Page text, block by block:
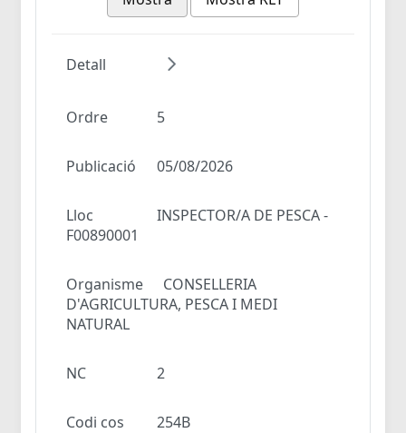
Detall
Ordre 5
Publicació 05/08/2026
Lloc
INSPECTOR/A DE PESCA -
F00890001
Organisme
CONSELLERIA
D'AGRICULTURA, PESCA I MEDI
NATURAL
NC 2
Codi cos 254B